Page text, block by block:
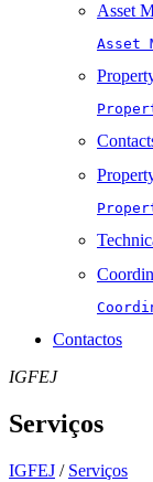
Asset
Asset
Contactos
IGFEJ
Serviços
IGFEJ / Serviços